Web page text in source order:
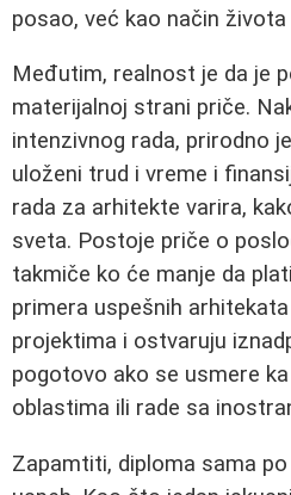
posao, već kao način
Međutim, realnost je da je
materijalnoj strani priče.
intenzivnog rada, prirodno
uloženi trud i vreme i
rada za arhitekte varira,
sveta. Postoje priče o
takmiče ko će manje da
primera uspešnih
projektima i ostvaruju
pogotovo ako se usmere
oblastima ili rade sa
Zapamtiti, diploma sama